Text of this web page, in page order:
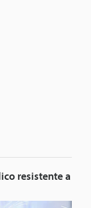
resistente a